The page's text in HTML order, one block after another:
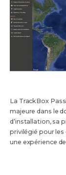
La TrackBox
majeure dans le
d’installation, sa
privilégié pour
une expérience